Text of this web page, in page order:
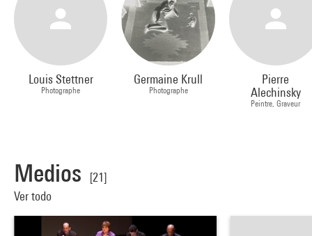
Louis Stettner
Photographe
Germaine Krull
Photographe
Pierre
Alechinsky
Peintre, Graveur
Medios
[21]
Ver todo